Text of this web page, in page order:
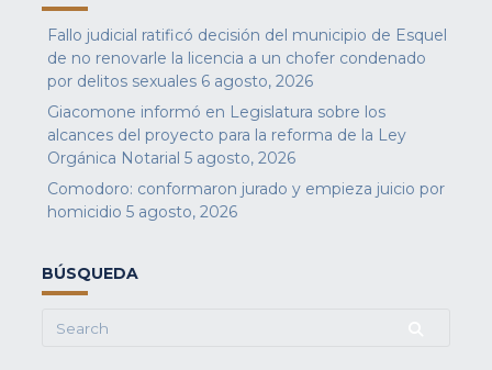
Fallo judicial ratificó decisión del municipio de Esquel
de no renovarle la licencia a un chofer condenado
por delitos sexuales 6 agosto, 2026
Giacomone informó en Legislatura sobre los
alcances del proyecto para la reforma de la Ley
Orgánica Notarial 5 agosto, 2026
Comodoro: conformaron jurado y empieza juicio por
homicidio 5 agosto, 2026
BÚSQUEDA
Search